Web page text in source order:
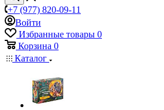
+7 (977) 820-09-11
Войти
Избранные товары 0
Корзина 0
Каталог